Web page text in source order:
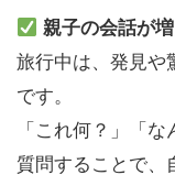
親子の会話が
旅行中は、発見や
です。
「これ何？」「
質問することで、